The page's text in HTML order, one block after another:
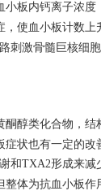
小板内钙离子浓
，使血小板计数上
刺激骨髓巨核细
酮醇类化合物，
症状也有一定的
和TXA2形成来
整体为抗血小板作